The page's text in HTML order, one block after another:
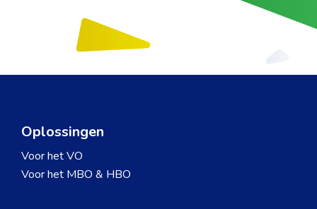
Oplossingen
Voor het VO
Voor het MBO & HBO